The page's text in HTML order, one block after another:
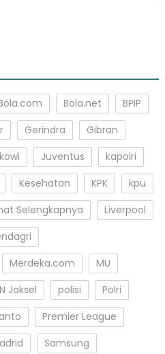
Bola.net
BPIP
Gerindra
Gibran
Juventus
kapolri
Kesehatan KPK
kpu
Selengkapnya
Liverpool
Merdeka.com
MU
Jaksel polisi
Polri
Premier League
Samsung